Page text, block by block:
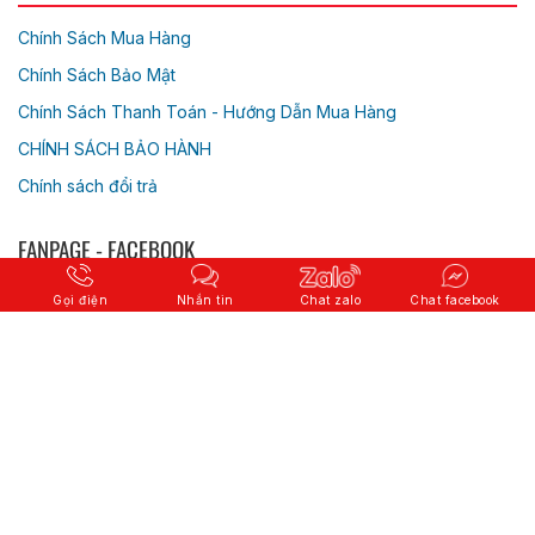
Chính Sách Mua Hàng
Chính Sách Bảo Mật
Chính Sách Thanh Toán - Hướng Dẫn Mua Hàng
CHÍNH SÁCH BẢO HÀNH
Chính sách đổi trả
FANPAGE - FACEBOOK
Gọi điện Nhắn tin Chat zalo Chat facebook